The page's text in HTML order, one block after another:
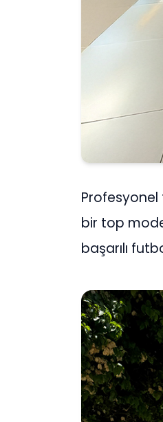
Profesyonel
bir top
başarılı